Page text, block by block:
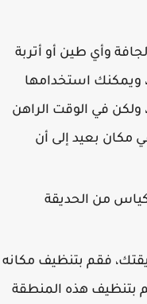
وأي طين أو أتربة
استخدامها
في الوقت الراهن
بعيد إلى أن
من الحديقة
فقم بتنظيف مكانه
هذه المنطقة